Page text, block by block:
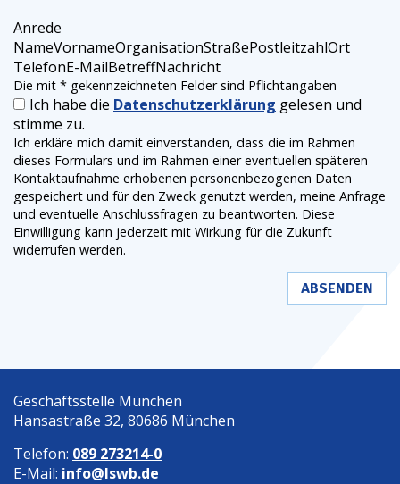
Anrede
NameVornameOrganisationStraßePostleitzahlOrt
TelefonE-MailBetreffNachricht
Die mit * gekennzeichneten Felder sind Pflichtangaben
Ich habe die Datenschutzerklärung gelesen und
stimme zu.
Ich erkläre mich damit einverstanden, dass die im Rahmen
dieses Formulars und im Rahmen einer eventuellen späteren
Kontaktaufnahme erhobenen personenbezogenen Daten
gespeichert und für den Zweck genutzt werden, meine Anfrage
und eventuelle Anschlussfragen zu beantworten. Diese
Einwilligung kann jederzeit mit Wirkung für die Zukunft
widerrufen werden.
ABSENDEN
Geschäftsstelle München
Hansastraße 32, 80686 München
Telefon: 089 273214-0
E-Mail: info@lswb.de